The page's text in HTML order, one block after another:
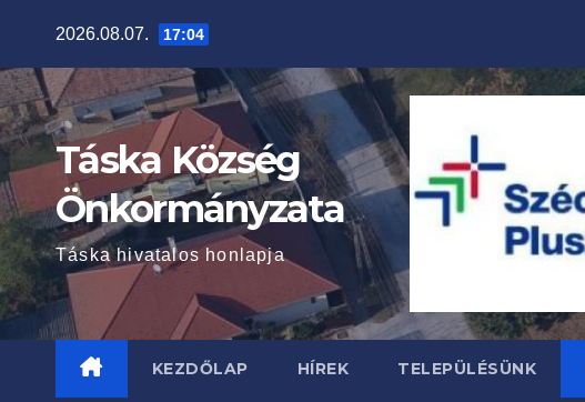
content
2026.08.07. 17:04
Táska Község
Önkormányzata
Táska hivatalos honlapja
KEZDŐLAP HÍREK TELEPÜLÉSÜNK